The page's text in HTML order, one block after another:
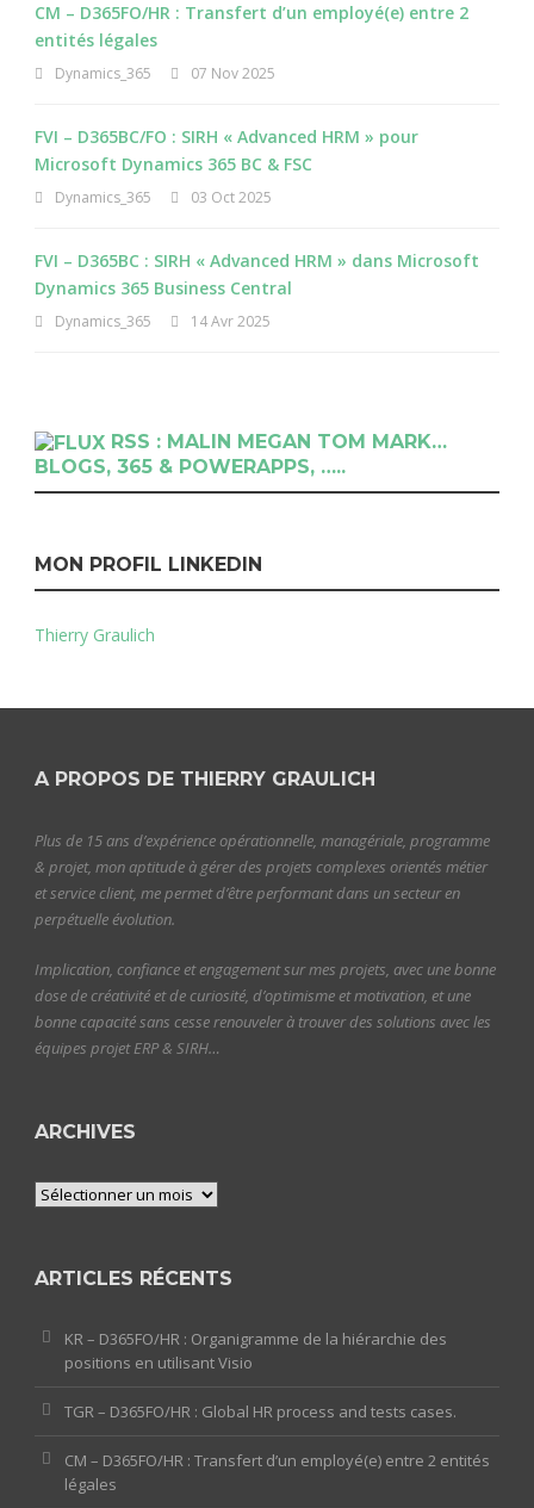
CM – D365FO/HR : Transfert d’un employé(e) entre 2
entités légales
Dynamics_365 07 Nov 2025
FVI – D365BC/FO : SIRH « Advanced HRM » pour
Microsoft Dynamics 365 BC & FSC
Dynamics_365 03 Oct 2025
FVI – D365BC : SIRH « Advanced HRM » dans Microsoft
Dynamics 365 Business Central
Dynamics_365 14 Avr 2025
RSS : MALIN MEGAN TOM MARK…
BLOGS, 365 & POWERAPPS, …..
MON PROFIL LINKEDIN
Thierry Graulich
A PROPOS DE THIERRY GRAULICH
Plus de 15 ans d’expérience opérationnelle, managériale, programme
& projet, mon aptitude à gérer des projets complexes orientés métier
et service client, me permet d’être performant dans un secteur en
perpétuelle évolution.
Implication, confiance et engagement sur mes projets, avec une bonne
dose de créativité et de curiosité, d’optimisme et motivation, et une
bonne capacité sans cesse renouveler à trouver des solutions avec les
équipes projet ERP & SIRH…
ARCHIVES
Archives
ARTICLES RÉCENTS
KR – D365FO/HR : Organigramme de la hiérarchie des
positions en utilisant Visio
TGR – D365FO/HR : Global HR process and tests cases.
CM – D365FO/HR : Transfert d’un employé(e) entre 2 entités
légales